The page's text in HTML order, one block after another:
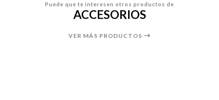
Puede que te interesen otros productos de
ACCESORIOS
VER MÁS PRODUCTOS